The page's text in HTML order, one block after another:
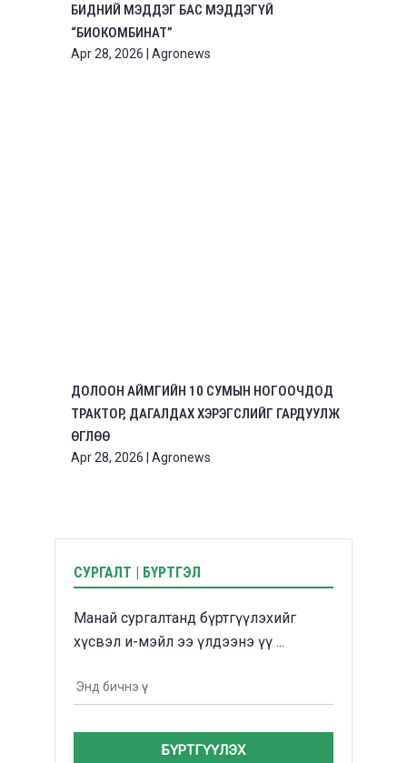
БИДНИЙ МЭДДЭГ БАС МЭДДЭГҮЙ
“БИОКОМБИНАТ”
Apr 28, 2026 Agronews
ДОЛООН АЙМГИЙН 10 СУМЫН НОГООЧДОД
ТРАКТОР, ДАГАЛДАХ ХЭРЭГСЛИЙГ ГАРДУУЛЖ
ӨГЛӨӨ
Apr 28, 2026 Agronews
СУРГАЛТ | БҮРТГЭЛ
Манай сургалтанд бүртгүүлэхийг
хүсвэл и-мэйл ээ үлдээнэ үү ...
БҮРТГҮҮЛЭХ